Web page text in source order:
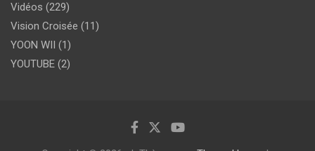
Vidéos (229)
Vision Croisée (11)
YOON WII
(1)
YOUTUBE (2)